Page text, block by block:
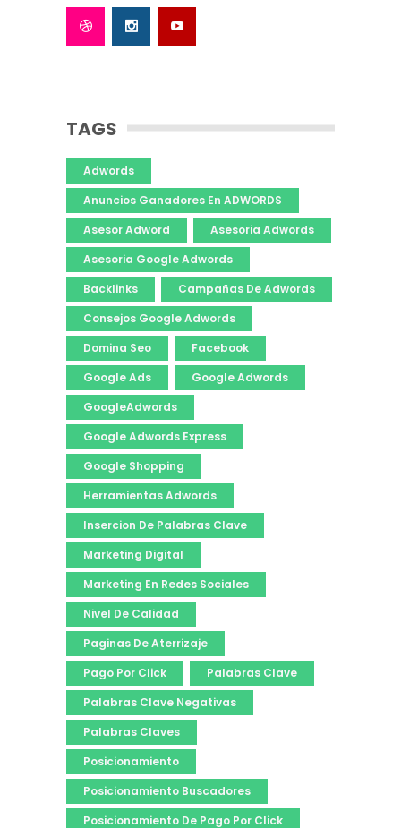
TAGS
Adwords
Anuncios Ganadores En ADWORDS
Asesor Adword
Asesoria Adwords
Asesoria Google Adwords
Backlinks
Campañas De Adwords
Consejos Google Adwords
Domina Seo
Facebook
Google Ads
Google Adwords
GoogleAdwords
Google Adwords Express
Google Shopping
Herramientas Adwords
Insercion De Palabras Clave
Marketing Digital
Marketing En Redes Sociales
Nivel De Calidad
Paginas De Aterrizaje
Pago Por Click
Palabras Clave
Palabras Clave Negativas
Palabras Claves
Posicionamiento
Posicionamiento Buscadores
Posicionamiento De Pago Por Click